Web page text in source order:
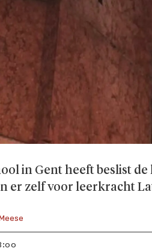
in Gent heeft beslist
er zelf voor leerkracht